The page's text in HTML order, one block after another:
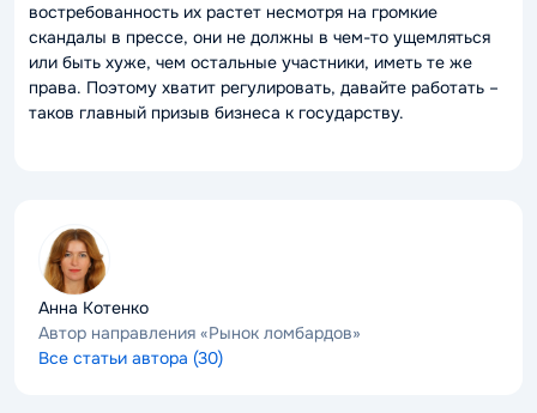
востребованность их растет несмотря на громкие
скандалы в прессе, они не должны в чем-то ущемляться
или быть хуже, чем остальные участники, иметь те же
права. Поэтому хватит регулировать, давайте работать –
таков главный призыв бизнеса к государству.
Анна Котенко
Автор направления «Рынок ломбардов»
Все статьи автора (30)